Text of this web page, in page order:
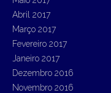
Abril 2017
Março 2017
Fevereiro 2017
Janeiro 2017
Dezembro 2016
Novembro 2016